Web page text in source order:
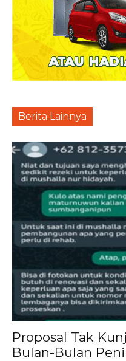
Berita Lainnya
Proposal Tak
Bulan-Bulan